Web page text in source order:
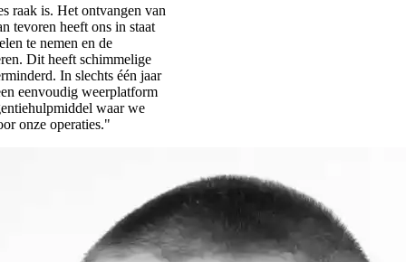
raak is. Het ontvangen van
tevoren heeft ons in staat
te nemen en de
Dit heeft schimmelige
In slechts één jaar
eenvoudig weerplatform
waar we
onze operaties."